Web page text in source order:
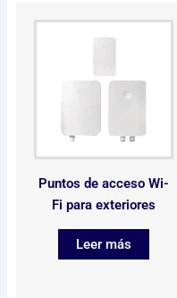
Puntos de acceso Wi-
Fi para exteriores
Leer más